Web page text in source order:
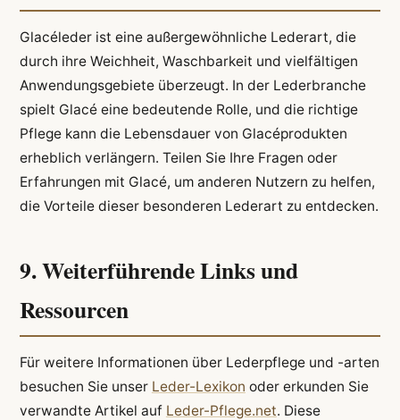
Glacéleder ist eine außergewöhnliche Lederart, die
durch ihre Weichheit, Waschbarkeit und vielfältigen
Anwendungsgebiete überzeugt. In der Lederbranche
spielt Glacé eine bedeutende Rolle, und die richtige
Pflege kann die Lebensdauer von Glacéprodukten
erheblich verlängern. Teilen Sie Ihre Fragen oder
Erfahrungen mit Glacé, um anderen Nutzern zu helfen,
die Vorteile dieser besonderen Lederart zu entdecken.
9. Weiterführende Links und
Ressourcen
Für weitere Informationen über Lederpflege und -arten
besuchen Sie unser Leder-Lexikon oder erkunden Sie
verwandte Artikel auf Leder-Pflege.net. Diese